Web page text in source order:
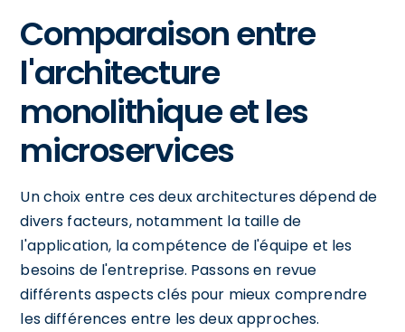
Comparaison entre
l'architecture
monolithique et les
microservices
Un choix entre ces deux architectures dépend de
divers facteurs, notamment la taille de
l'application, la compétence de l'équipe et les
besoins de l'entreprise. Passons en revue
différents aspects clés pour mieux comprendre
les différences entre les deux approches.